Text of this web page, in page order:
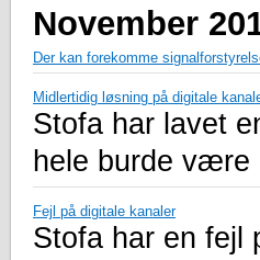
November
Der kan forekomme
Midlertidig løsning på digitale
Stofa har lavet
hele burde være
Fejl på digitale kanaler
Stofa har en fejl